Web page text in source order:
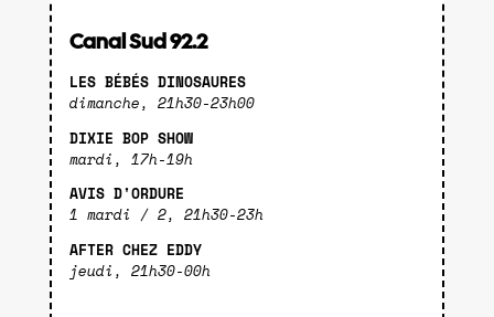
Canal Sud 92.2
LES BÉBÉS DINOSAURES
dimanche, 21h30-23h00
DIXIE BOP SHOW
mardi, 17h-19h
AVIS D'ORDURE
1 mardi / 2, 21h30-23h
AFTER CHEZ EDDY
jeudi, 21h30-00h